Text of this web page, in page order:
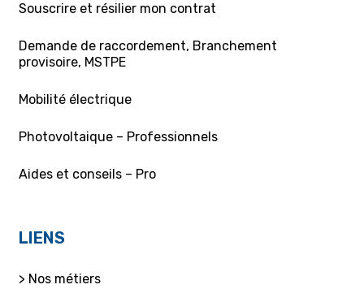
Souscrire et résilier mon contrat
Demande de raccordement, Branchement
provisoire, MSTPE
Mobilité électrique
Photovoltaique – Professionnels
Aides et conseils – Pro
LIENS
> Nos métiers